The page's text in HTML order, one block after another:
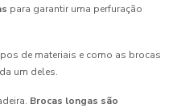
para garantir uma perfuração
de materiais e como as brocas
um deles.
Brocas longas são